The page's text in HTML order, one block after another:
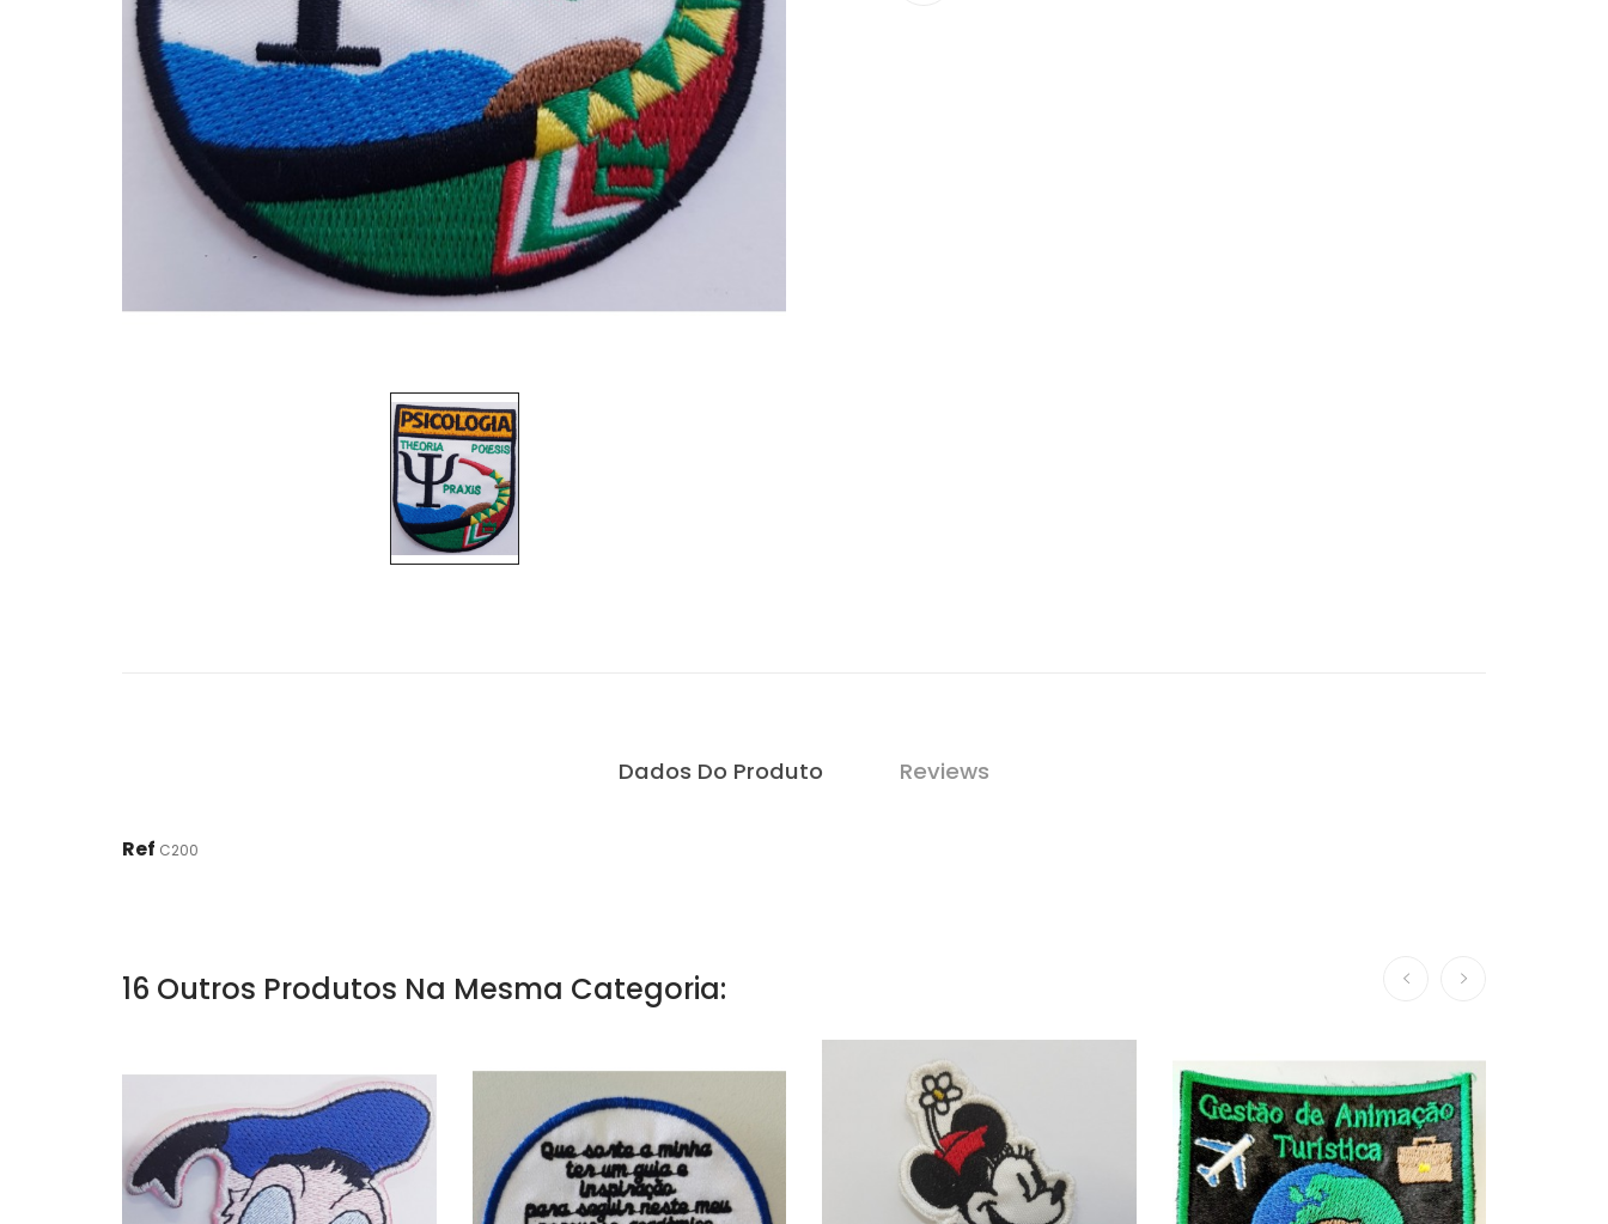
Dados Do Produto Reviews
Ref C200
16 Outros Produtos Na Mesma Categoria: